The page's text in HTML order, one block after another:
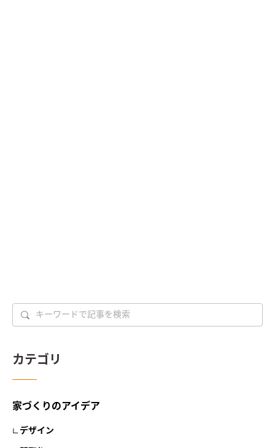
カテゴリ
家づくりのアイデア
デザイン